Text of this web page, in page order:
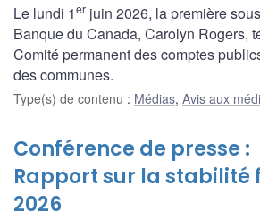
Le lundi 1er juin 2026, la première
Banque du Canada, Carolyn Rogers,
Comité permanent des comptes
des communes.
Type(s) de contenu : Médias, Avis aux
Conférence de presse :
Rapport sur la stabilité
2026